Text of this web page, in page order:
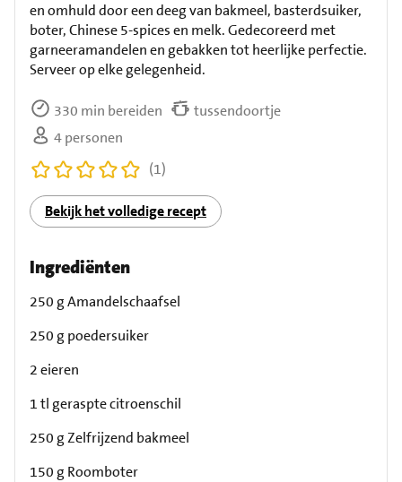
en omhuld door een deeg van bakmeel, basterdsuiker,
boter, Chinese 5-spices en melk. Gedecoreerd met
garneeramandelen en gebakken tot heerlijke perfectie.
Serveer op elke gelegenheid.
330 min bereiden
tussendoortje
4 personen
(1)
Bekijk het volledige recept
Ingrediënten
250 g Amandelschaafsel
250 g poedersuiker
2 eieren
1 tl geraspte citroenschil
250 g Zelfrijzend bakmeel
150 g Roomboter